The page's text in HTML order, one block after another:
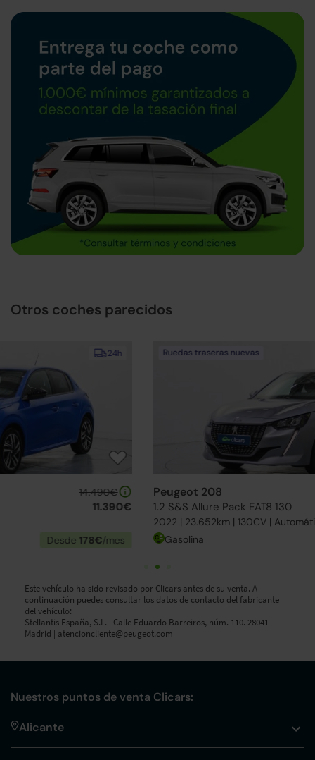
Otros coches parecidos
Ruedas traseras nuevas
1.2 S&S Allure Pack EAT8 130
2022 | 23.652km | 130CV | Automático
11.790€
Gasolina
Este vehículo ha sido revisado por Clicars antes de su venta. A
continuación puedes consultar los datos de contacto del fabricante
del vehículo:
Stellantis España, S.L. | Calle Eduardo Barreiros, núm. 110. 28041
Madrid | atencioncliente@peugeot.com
Nuestros puntos de venta Clicars:
Alicante